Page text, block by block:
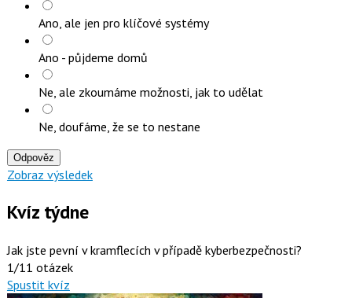
Ano, ale jen pro klíčové systémy
Ano - půjdeme domů
Ne, ale zkoumáme možnosti, jak to udělat
Ne, doufáme, že se to nestane
Odpověz
Zobraz výsledek
Kvíz týdne
Jak jste pevní v kramflecích v případě kyberbezpečnosti?
1/11 otázek
Spustit kvíz